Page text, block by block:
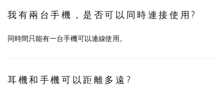
我有兩台手機，是否可以同時連接使用?
同時間只能有一台手機可以連線使用。
耳機和手機可以距離多遠?